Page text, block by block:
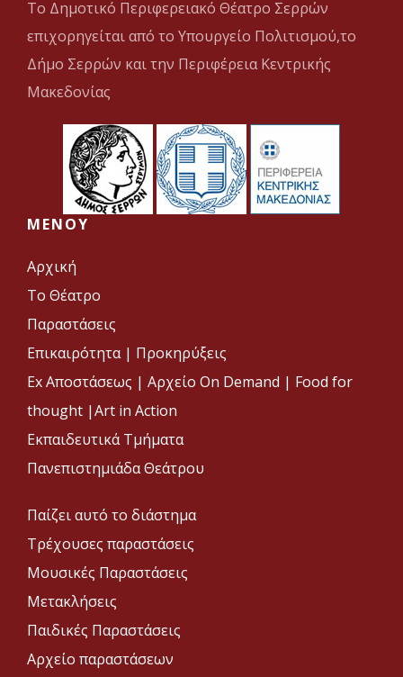
Το Δημοτικό Περιφερειακό Θέατρο Σερρών
επιχορηγείται από το Υπουργείο Πολιτισμού,το
Δήμο Σερρών και την Περιφέρεια Κεντρικής
Μακεδονίας
MENOY
Αρχική
Το Θέατρο
Παραστάσεις
Επικαιρότητα | Προκηρύξεις
Ex Αποστάσεως | Αρχείο On Demand | Food for
thought |Art in Action
Εκπαιδευτικά Τμήματα
Πανεπιστημιάδα Θεάτρου
Παίζει αυτό το διάστημα
Τρέχουσες παραστάσεις
Μουσικές Παραστάσεις
Μετακλήσεις
Παιδικές Παραστάσεις
Αρχείο παραστάσεων